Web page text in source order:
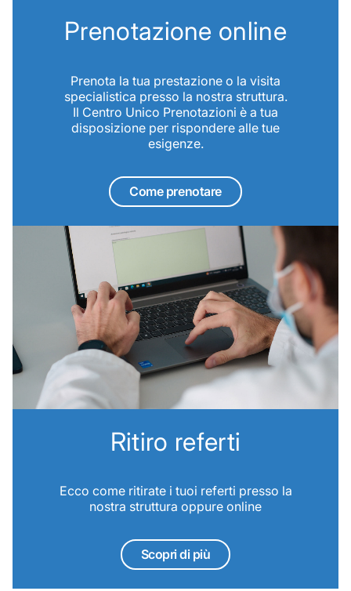
Prenotazione online
Prenota la tua prestazione o la visita
specialistica presso la nostra struttura.
Il Centro Unico Prenotazioni è a tua
disposizione per rispondere alle tue
esigenze.
Come prenotare
Ritiro referti
Ecco come ritirate i tuoi referti presso la
nostra struttura oppure online
Scopri di più